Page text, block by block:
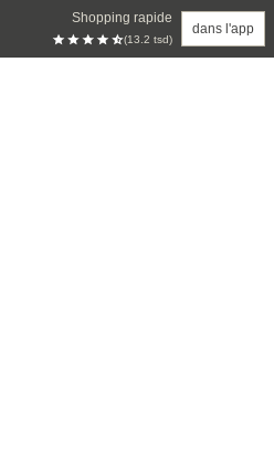
Shopping rapide
(13.2 tsd)
dans l'app